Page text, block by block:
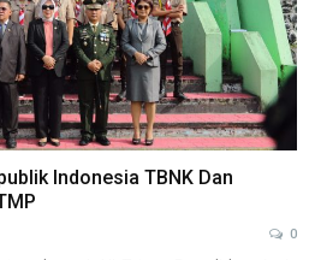
Indonesia TBNK Dan
0